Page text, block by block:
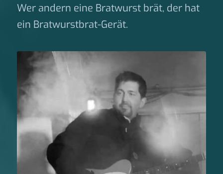
Wer andern eine Bratwurst brät, der hat
ein Bratwurstbrat-Gerät.